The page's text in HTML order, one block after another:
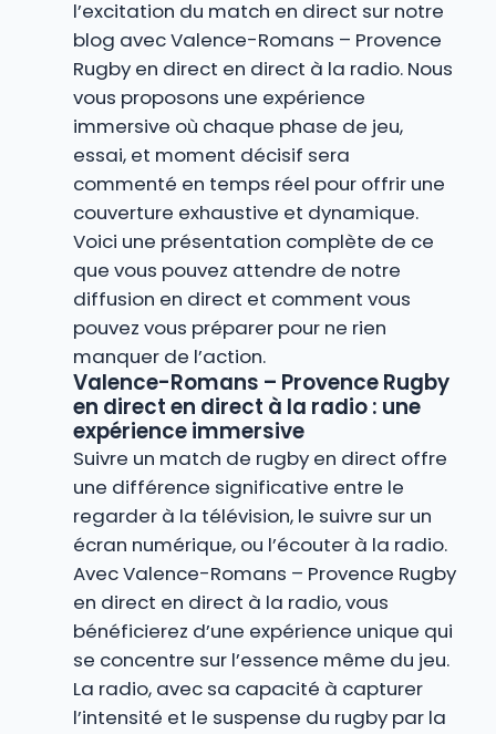
l’excitation du match en direct sur notre
blog avec Valence-Romans – Provence
Rugby en direct en direct à la radio. Nous
vous proposons une expérience
immersive où chaque phase de jeu,
essai, et moment décisif sera
commenté en temps réel pour offrir une
couverture exhaustive et dynamique.
Voici une présentation complète de ce
que vous pouvez attendre de notre
diffusion en direct et comment vous
pouvez vous préparer pour ne rien
manquer de l’action.
Valence-Romans – Provence Rugby
en direct en direct à la radio : une
expérience immersive
Suivre un match de rugby en direct offre
une différence significative entre le
regarder à la télévision, le suivre sur un
écran numérique, ou l’écouter à la radio.
Avec Valence-Romans – Provence Rugby
en direct en direct à la radio, vous
bénéficierez d’une expérience unique qui
se concentre sur l’essence même du jeu.
La radio, avec sa capacité à capturer
l’intensité et le suspense du rugby par la